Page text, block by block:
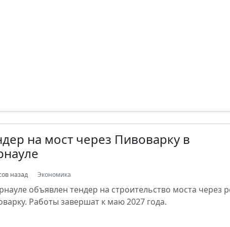
на мост через Пивоварку в
назад Экономика
объявлен тендер на строительство моста через
Работы завершат к маю 2027 года.